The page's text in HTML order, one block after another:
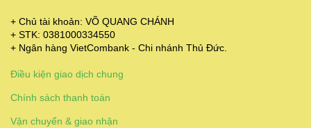
+ Chủ tài khoản: VÕ QUANG CHÁNH
+ STK: 0381000334550
+ Ngân hàng VietCombank - Chi nhánh Thủ Đức.
Điều kiện giao dịch chung
Chính sách thanh toán
Vận chuyển & giao nhận